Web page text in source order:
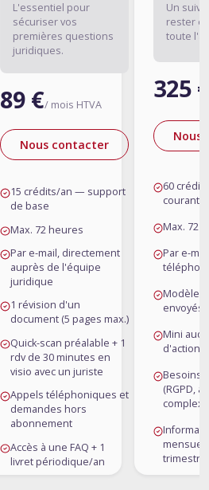
L'essentiel pour
sécuriser vos
premières questions
juridiques.
89 €/ mois HTVA
Nous contacter
15 crédits/an — support
de base
Max. 72 heures
Par e-mail, directement
auprès de l'équipe
juridique
1 révision d'un
document (5 pages max.)
Quick-scan préalable + 1
rdv de 30 minutes en
visio avec un juriste
Appels téléphoniques et
demandes hors
abonnement
Accès à une FAQ + 1
livret périodique/an
Un suivi
rester
toute
325
Nous
60
courant
Max. 72
Par e-
Modèles
envoyés
Mini
d'action
Besoins
(RGPD,